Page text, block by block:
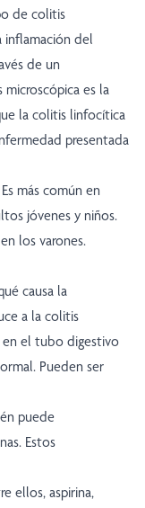
de colitis
inflamación del
de un
es la
la colitis linfocítica
presentada
más común en
jóvenes y niños.
los varones.
causa la
a la colitis
en el tubo digestivo
Pueden ser
puede
Estos
ellos, aspirina,